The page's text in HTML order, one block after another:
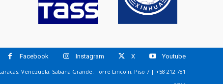
Facebook Instagram X Youtube
Venezuela. Sabana Grande. Torre Lincoln, Piso 7 | +58 212 781